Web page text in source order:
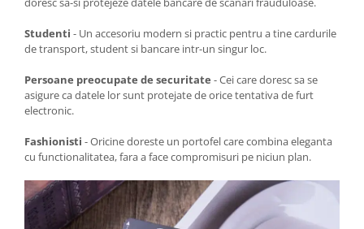
Studenti - Un accesoriu modern si practic pentru a tine cardurile
de transport, student si bancare intr-un singur loc.
Persoane preocupate de securitate - Cei care doresc sa se
asigure ca datele lor sunt protejate de orice tentativa de furt
electronic.
Fashionisti - Oricine doreste un portofel care combina eleganta
cu functionalitatea, fara a face compromisuri pe niciun plan.